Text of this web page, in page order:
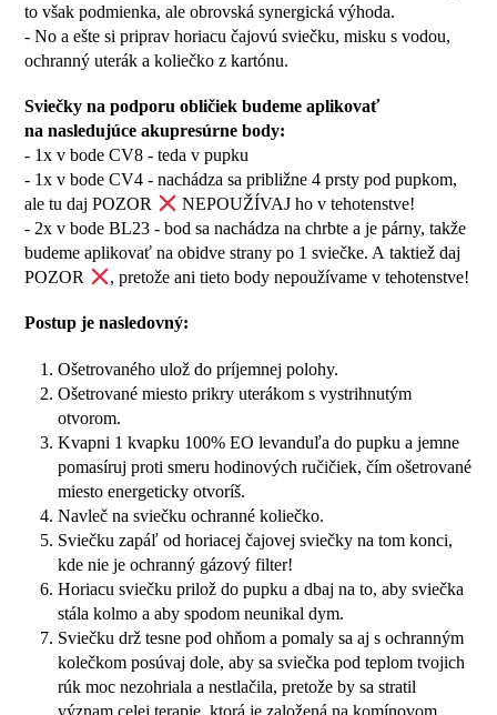
to však podmienka, ale obrovská synergická výhoda.
- No a ešte si priprav horiacu čajovú sviečku, misku s vodou,
ochranný uterák a koliečko z kartónu.
Sviečky na podporu obličiek budeme aplikovať
na nasledujúce akupresúrne body:
- 1x v bode CV8 - teda v pupku
- 1x v bode CV4 - nachádza sa približne 4 prsty pod pupkom,
ale tu daj POZOR
NEPOUŽÍVAJ ho v tehotenstve!
- 2x v bode BL23 - bod sa nachádza na chrbte a je párny, takže
budeme aplikovať na obidve strany po 1 sviečke. A taktiež daj
POZOR
, pretože ani tieto body nepoužívame v tehotenstve!
Postup je nasledovný:
Ošetrovaného ulož do príjemnej polohy.
Ošetrované miesto prikry uterákom s vystrihnutým
otvorom.
Kvapni 1 kvapku 100% EO levanduľa do pupku a jemne
pomasíruj proti smeru hodinových ručičiek, čím ošetrované
miesto energeticky otvoríš.
Navleč na sviečku ochranné koliečko.
Sviečku zapáľ od horiacej čajovej sviečky na tom konci,
kde nie je ochranný gázový filter!
Horiacu sviečku prilož do pupku a dbaj na to, aby sviečka
stála kolmo a aby spodom neunikal dym.
Sviečku drž tesne pod ohňom a pomaly sa aj s ochranným
kolečkom posúvaj dole, aby sa sviečka pod teplom tvojich
rúk moc nezohriala a nestlačila, pretože by sa stratil
význam celej terapie, ktorá je založená na komínovom